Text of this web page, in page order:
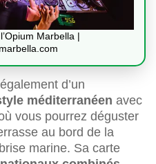
Marbella |
d’un
méditerranéen avec
vous pourrez déguster
au bord de la
marine. Sa carte